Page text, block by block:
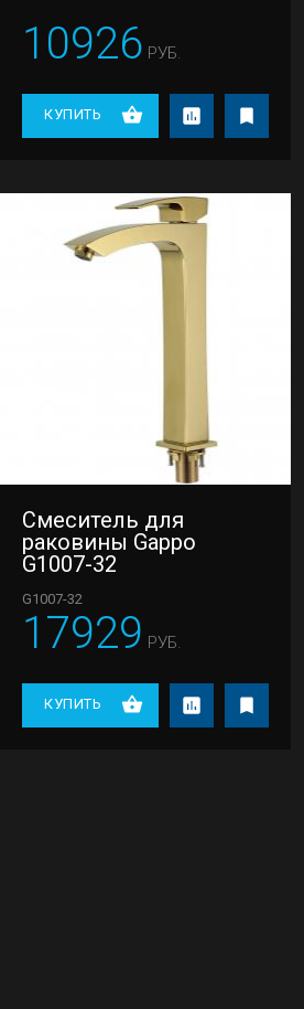
10926 РУБ.
КУПИТЬ
Смеситель для
раковины Gappo
G1007-32
G1007-32
17929 РУБ.
КУПИТЬ